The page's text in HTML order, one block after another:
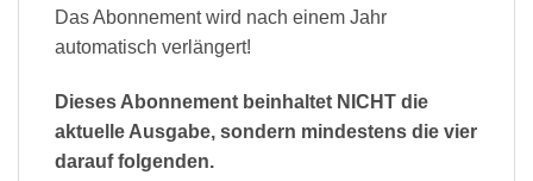
Das Abonnement wird nach einem Jahr
automatisch verlängert!
Dieses Abonnement beinhaltet NICHT die
aktuelle Ausgabe, sondern mindestens die vier
darauf folgenden.